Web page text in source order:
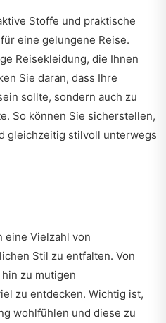
Stoffe und praktische
eine gelungene Reise.
Reisekleidung, die Ihnen
Sie daran, dass Ihre
sollte, sondern auch zu
So können Sie sicherstellen,
gleichzeitig stilvoll unterwegs
eine Vielzahl von
Stil zu entfalten. Von
zu mutigen
zu entdecken. Wichtig ist,
wohlfühlen und diese zu